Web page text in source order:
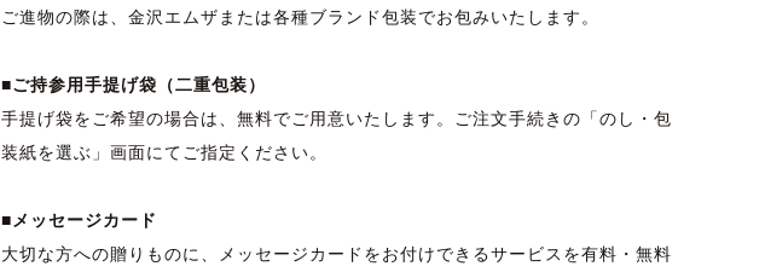
ご進物の際は、金沢エムザまたは各種ブランド包装でお包みいたします。
■ご持参用手提げ袋（二重包装）
手提げ袋をご希望の場合は、無料でご用意いたします。ご注文手続きの「のし・包
装紙を選ぶ」画面にてご指定ください。
■メッセージカード
大切な方への贈りものに、メッセージカードをお付けできるサービスを有料・無料